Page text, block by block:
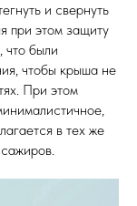
и свернуть
при этом защиту
что были
чтобы крыша не
При этом
в тех же